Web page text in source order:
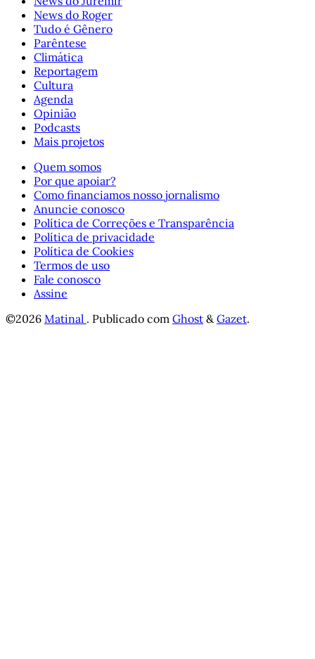
News do Roger
Tudo é Gênero
Parêntese
Climática
Reportagem
Cultura
Agenda
Opinião
Podcasts
Mais projetos
Quem somos
Por que apoiar?
Como financiamos nosso jornalismo
Anuncie conosco
Política de Correções e Transparência
Política de privacidade
Política de Cookies
Termos de uso
Fale conosco
Assine
©2026 Matinal . Publicado com Ghost &Gazet.